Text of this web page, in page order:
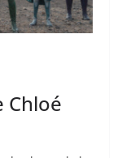
Chloé